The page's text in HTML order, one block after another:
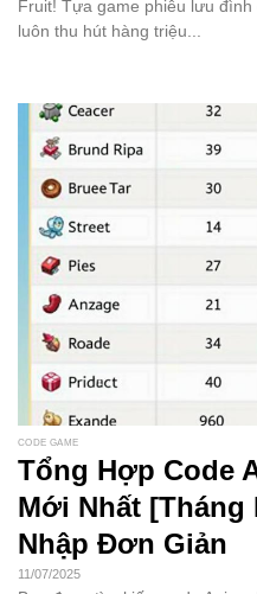
Fruit! Tựa game phiêu lưu
luôn thu hút hàng triệu...
CODE GAME
Tổng Hợp Code
Mới Nhất [Tháng
Nhập Đơn Giản
11/07/2025